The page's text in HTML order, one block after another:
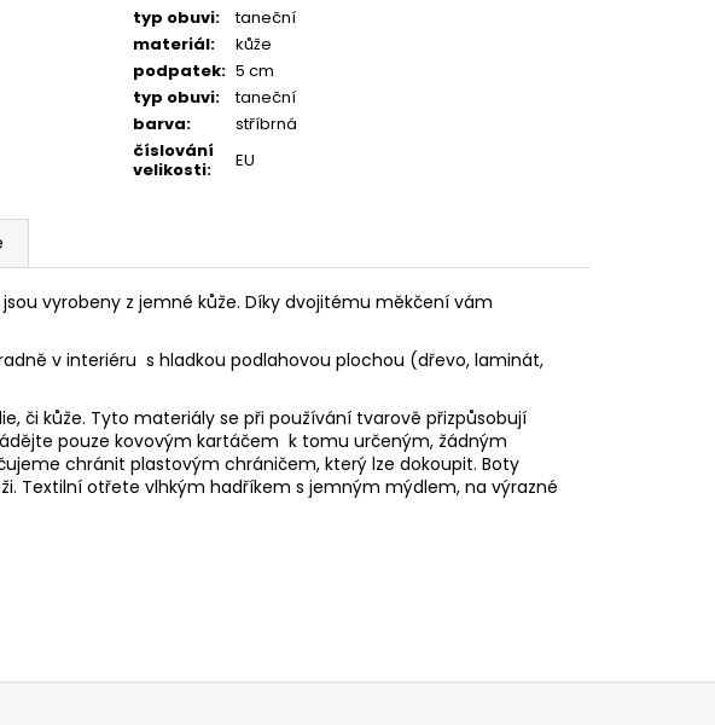
typ obuvi:
taneční
materiál:
kůže
podpatek: 5 cm
typ obuvi:
taneční
barva:
stříbrná
číslování
velikosti: EU
vyrobeny z jemné kůže. Díky dvojitému měkčení vám
v interiéru s hladkou podlahovou plochou (dřevo, laminát,
či kůže. Tyto materiály se při používání tvarově přizpůsobují
pouze kovovým kartáčem k tomu určeným, žádným
chránit plastovým chráničem, který lze dokoupit. Boty
Textilní otřete vlhkým hadříkem s jemným mýdlem, na výrazné